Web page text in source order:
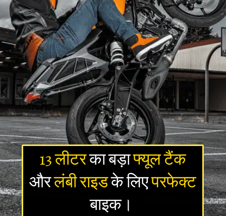
13 लीटरका बड़ाफ्यूल टैंक
औरलंबी राइडके लिएपरफेक्ट
बाइक।